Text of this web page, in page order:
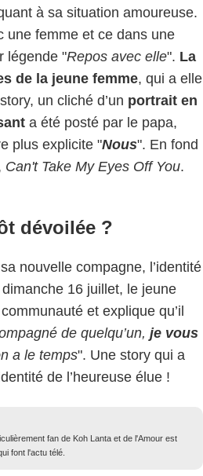
à sa situation amoureuse.
une femme et ce dans une
légende "Repos avec elle". La
de la jeune femme, qui a elle
un cliché d’un portrait en
a été posté par le papa,
plus explicite "Nous". En fond
Can't Take My Eyes Off You.
dévoilée ?
nouvelle compagne, l’identité
16 juillet, le jeune
et explique qu’il
de quelqu’un, je vous
a le temps". Une story qui a
de l’heureuse élue !
fan de Koh Lanta et de l'Amour est
font l'actu télé.